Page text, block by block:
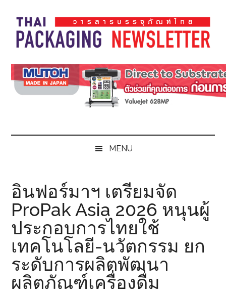
main
content
secondary
menu
primary
sidebar
footer
Thai
Pack
Magazine
Pack
Magazine
MENU
อินฟอร์มาฯ เตรียมจัด
ProPak Asia 2026 หนุนผู้
ประกอบการไทยใช้
เทคโนโลยี-นวัตกรรม ยก
ระดับการผลิตพัฒนา
ผลิตภัณฑ์เครื่องดื่ม